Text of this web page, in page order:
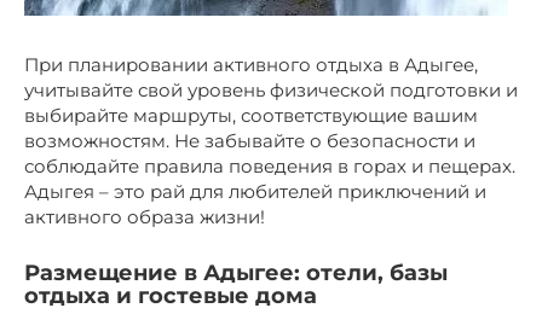
При планировании активного отдыха в Адыгее,
учитывайте свой уровень физической подготовки и
выбирайте маршруты, соответствующие вашим
возможностям. Не забывайте о безопасности и
соблюдайте правила поведения в горах и пещерах.
Адыгея – это рай для любителей приключений и
активного образа жизни!
Размещение в Адыгее: отели, базы
отдыха и гостевые дома